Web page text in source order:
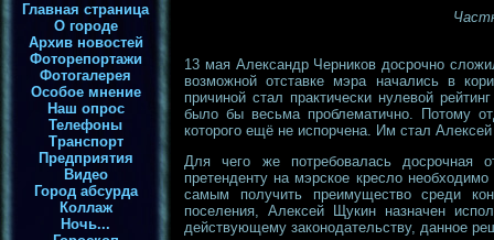
Главная страница
О городе
Архив новостей
Фоторепортажи
Фотогалерея
Особое мнение
Наш опрос
Телефоны
Транспорт
Предприятия
Видео
Город абсурда
Коллаж
Ночь...
13 мая Александр Черников досрочно
возможной отставке мэра начались в
причиной стал практически нулевой
было бы весьма проблематично. Потому
которого ещё не испорчена. Им стал
Для чего же потребовалась досрочная
претенденту на мэрское кресло
самым получить преимущество среди
поселения, Алексей Щукин назначен
действующему законодательству, данное